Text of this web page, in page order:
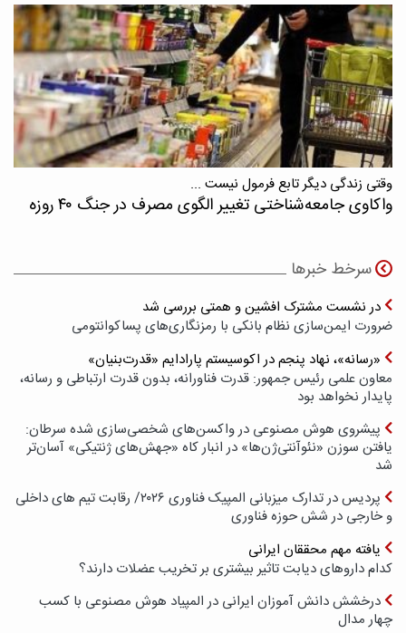
وقتی زندگی دیگر تابع فرمول نیست ...
واکاوی جامعه‌شناختی تغییر الگوی مصرف در جنگ ۴۰ روزه
سرخط خبرها
در نشست مشترک افشین و همتی بررسی شد
ضرورت ایمن‌سازی نظام بانکی با رمزنگاری‌های پسا‌کوانتومی
«رسانه»، نهاد پنجم در اکوسیستم پارادایم «قدرت‌بنیان»
معاون علمی رئیس جمهور: قدرت فناورانه، بدون قدرت ارتباطی و رسانه،
پایدار نخواهد بود
پیشروی هوش مصنوعی در واکسن‌های شخصی‌سازی شده سرطان:
یافتن سوزن «نئوآنتی‌ژن‌ها» در انبار کاه «جهش‌های ژنتیکی» آسان‌تر
شد
پردیس در تدارک میزبانی المپیک فناوری ۲۰۲۶/ رقابت تیم های داخلی
و خارجی در شش حوزه فناوری
یافته مهم محققان ایرانی
کدام داروهای دیابت تاثیر بیشتری بر تخریب عضلات دارند؟
درخشش دانش آموزان ایرانی در المپیاد هوش مصنوعی با کسب
چهار مدال